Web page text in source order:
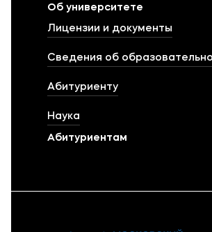
Об университете
Лицензии и документы
Сведения об
Абитуриенту
Наука
Абитуриентам